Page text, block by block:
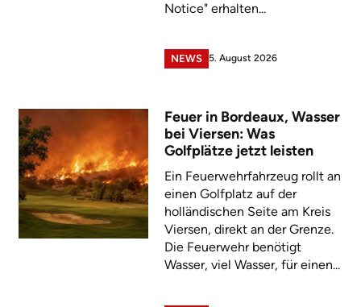
Notice" erhalten...
NEWS 5. August 2026
Feuer in Bordeaux, Wasser
bei Viersen: Was
Golfplätze jetzt leisten
Ein Feuerwehrfahrzeug rollt an
einen Golfplatz auf der
holländischen Seite am Kreis
Viersen, direkt an der Grenze.
Die Feuerwehr benötigt
Wasser, viel Wasser, für einen...